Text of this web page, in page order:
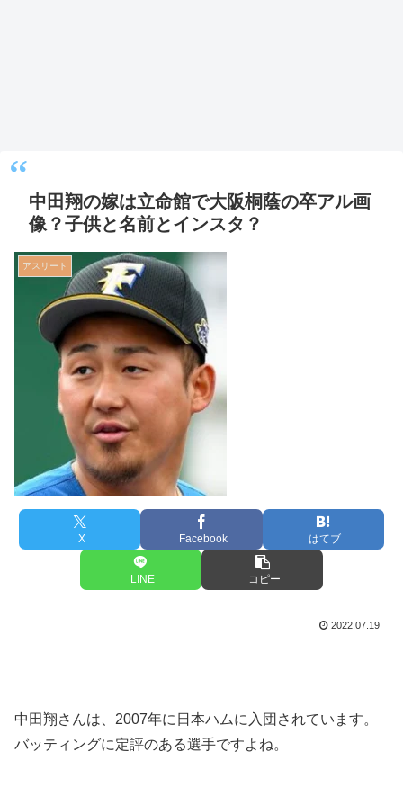
中田翔の嫁は立命館で大阪桐蔭の卒アル画
像？子供と名前とインスタ？
アスリート
X Facebook はてブ
LINE コピー
2022.07.19
中田翔さんは、2007年に日本ハムに入団されています。
バッティングに定評のある選手ですよね。